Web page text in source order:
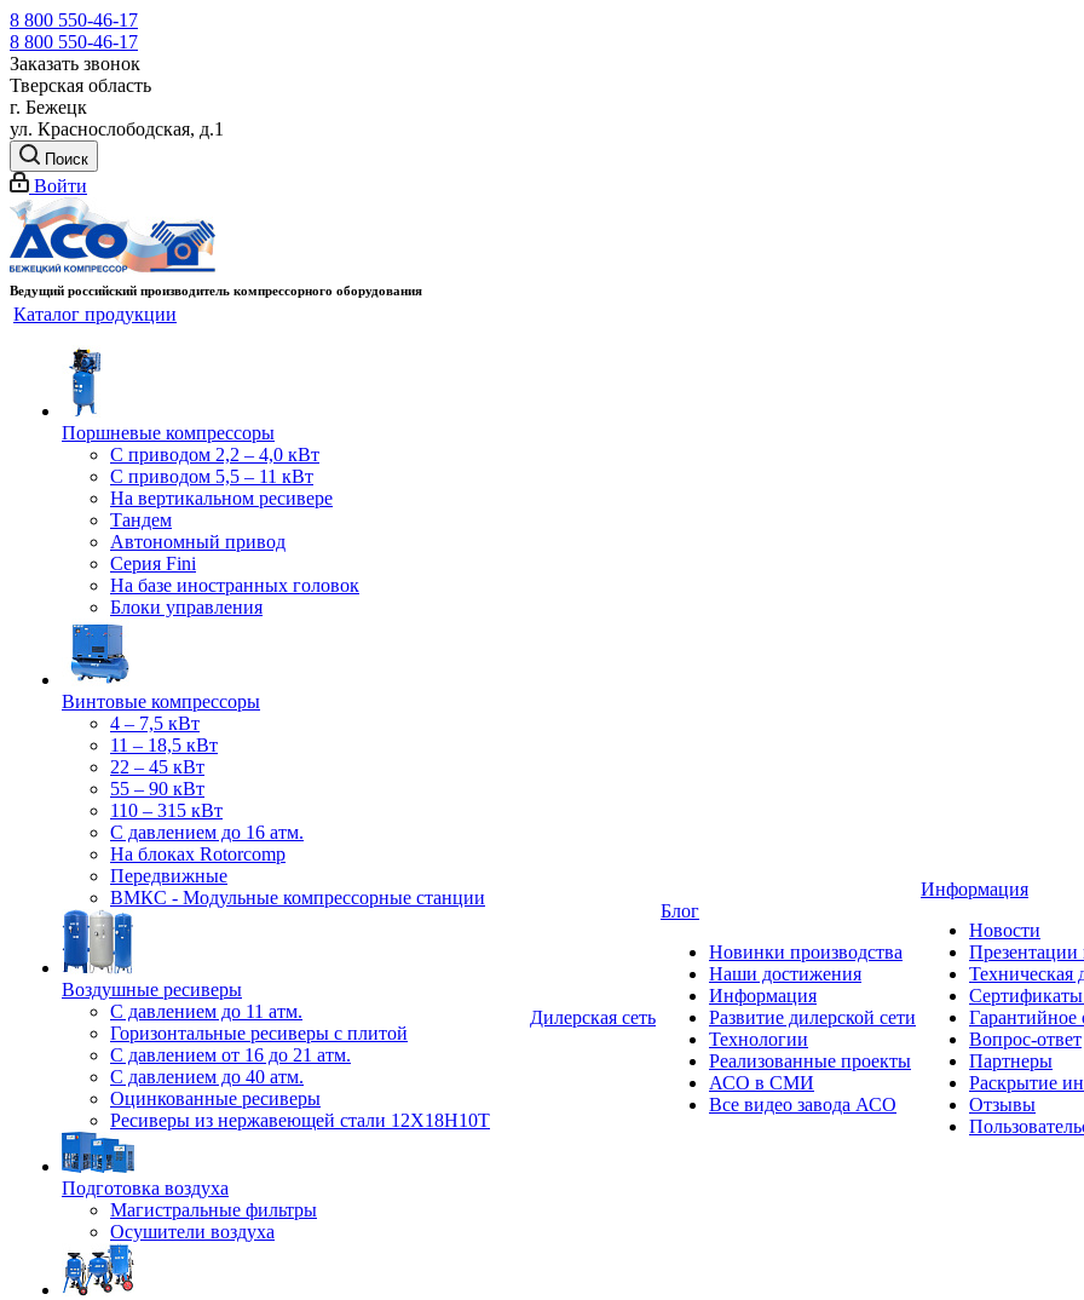
8 800 550-46-17
8 800 550-46-17
Заказать звонок
Тверская область
г. Бежецк
ул. Краснослободская, д.1
Поиск
Войти
Ведущий российский производитель компрессорного оборудования
Каталог продукции
Поршневые компрессоры
С приводом 2,2 – 4,0 кВт
С приводом 5,5 – 11 кВт
На вертикальном ресивере
Тандем
Автономный привод
Серия Fini
На базе иностранных головок
Блоки управления
Винтовые компрессоры
4 – 7,5 кВт
11 – 18,5 кВт
22 – 45 кВт
55 – 90 кВт
110 – 315 кВт
С давлением до 16 атм.
На блоках Rotorcomp
Передвижные
ВМКС - Модульные компрессорные станции
Воздушные ресиверы
С давлением до 11 атм.
Горизонтальные ресиверы с плитой
С давлением от 16 до 21 атм.
С давлением до 40 атм.
Оцинкованные ресиверы
Ресиверы из нержавеющей стали 12Х18Н10Т
Подготовка воздуха
Магистральные фильтры
Осушители воздуха
Дилерская сеть
Блог
Новинки производства
Наши достижения
Информация
Развитие дилерской сети
Технологии
Реализованные проекты
АСО в СМИ
Все видео завода АСО
Информация
Новости
Техническая
Сертификаты
Гарантийное
Вопрос-ответ
Партнеры
Раскрытие
Отзывы